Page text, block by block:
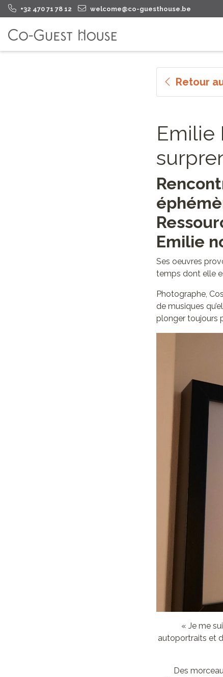
+32 470 71 78 12 welcome@co-guesthouse.be
Retour
Emilie
Emilie
Ses oeuvres
temps dont elle
Photographe,
de musiques
plonger toujours
« Je me
autoportraits et
Des